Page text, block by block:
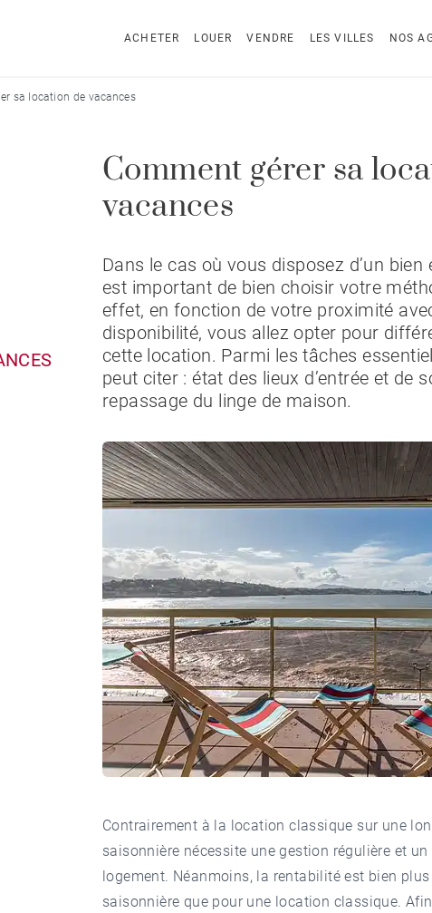
ACHETER LOUER VENDRE LES VILLES NOS
sa location de vacances
Comment gérer sa
vacances
Dans le cas où vous disposez d’un
est important de bien choisir votre
effet, en fonction de votre proximité
disponibilité, vous allez opter pour
cette location. Parmi les tâches
peut citer : état des lieux d’entrée et de
repassage du linge de maison.
Contrairement à la location classique sur une
saisonnière nécessite une gestion régulière et
logement. Néanmoins, la rentabilité est bien
saisonnière que pour une location classique.